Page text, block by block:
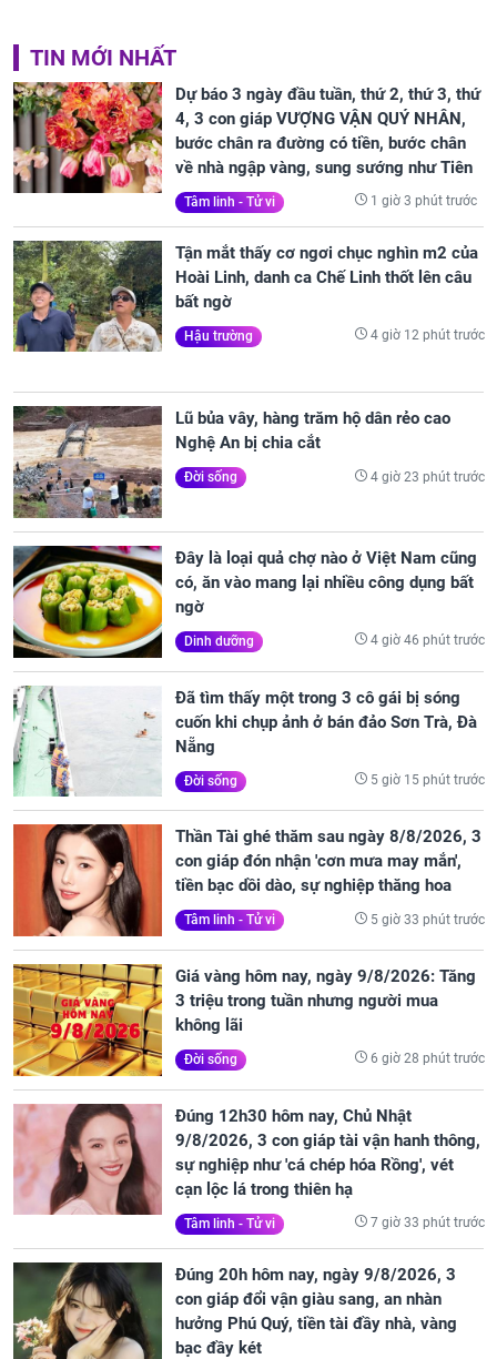
TIN MỚI NHẤT
Dự báo 3 ngày đầu tuần, thứ 2, thứ 3, thứ
4, 3 con giáp VƯỢNG VẬN QUÝ NHÂN,
bước chân ra đường có tiền, bước chân
về nhà ngập vàng, sung sướng như Tiên
Tâm linh - Tử vi 1 giờ 3 phút trước
Tận mắt thấy cơ ngơi chục nghìn m2 của
Hoài Linh, danh ca Chế Linh thốt lên câu
bất ngờ
Hậu trường 4 giờ 12 phút trước
Lũ bủa vây, hàng trăm hộ dân rẻo cao
Nghệ An bị chia cắt
Đời sống 4 giờ 23 phút trước
Đây là loại quả chợ nào ở Việt Nam cũng
có, ăn vào mang lại nhiều công dụng bất
ngờ
Dinh dưỡng 4 giờ 46 phút trước
Đã tìm thấy một trong 3 cô gái bị sóng
cuốn khi chụp ảnh ở bán đảo Sơn Trà, Đà
Nẵng
Đời sống 5 giờ 15 phút trước
Thần Tài ghé thăm sau ngày 8/8/2026, 3
con giáp đón nhận 'cơn mưa may mắn',
tiền bạc dồi dào, sự nghiệp thăng hoa
Tâm linh - Tử vi 5 giờ 33 phút trước
Giá vàng hôm nay, ngày 9/8/2026: Tăng
3 triệu trong tuần nhưng người mua
không lãi
Đời sống 6 giờ 28 phút trước
Đúng 12h30 hôm nay, Chủ Nhật
9/8/2026, 3 con giáp tài vận hanh thông,
sự nghiệp như 'cá chép hóa Rồng', vét
cạn lộc lá trong thiên hạ
Tâm linh - Tử vi 7 giờ 33 phút trước
Đúng 20h hôm nay, ngày 9/8/2026, 3
con giáp đổi vận giàu sang, an nhàn
hưởng Phú Quý, tiền tài đầy nhà, vàng
bạc đầy két